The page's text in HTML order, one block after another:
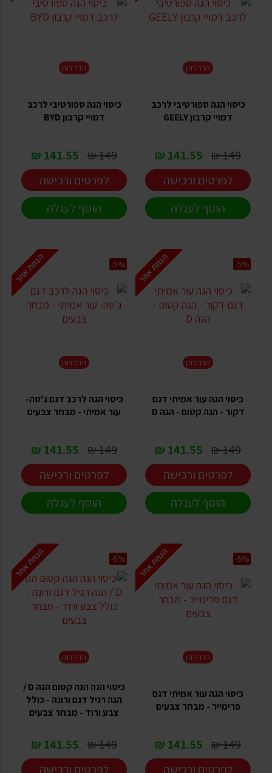
הדר רוזן
כיסוי הגה ספורטיבי לרכב
דמויי קרבון GEELY
149 ₪
141.55 ₪
לפרטים ורכישה
הוסף לעגלה
הדר רוזן
כיסוי הגה ספורטיבי לרכב
דמויי קרבון BYD
149 ₪
141.55 ₪
לפרטים ורכישה
הוסף לעגלה
הנחת אתר
הדר רוזן
כיסוי הגה עור אמיתי דגם
דקור - הגה קטום - הגה D
149 ₪
141.55 ₪
-5%
לפרטים ורכישה
הוסף לעגלה
הנחת אתר
הדר רוזן
כיסוי הגה לרכב דגם ג'טה-
עור אמיתי - מבחר צבעים
149 ₪
141.55 ₪
-5%
לפרטים ורכישה
הוסף לעגלה
הנחת אתר
הדר רוזן
כיסוי הגה עור אמיתי דגם
פרימייר - מבחר צבעים
149 ₪
141.55 ₪
-5%
לפרטים ורכישה
הנחת אתר
הדר רוזן
כיסוי הגה הגה קטום הגה D /
הגה רגיל דגם ורונה - כולל
צבע ורוד - מבחר צבעים
149 ₪
141.55 ₪
-5%
לפרטים ורכישה